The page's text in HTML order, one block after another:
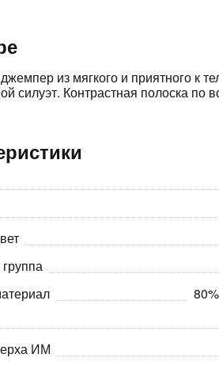
из мягкого и приятного к
силуэт. Контрастная полоска по
ИМ